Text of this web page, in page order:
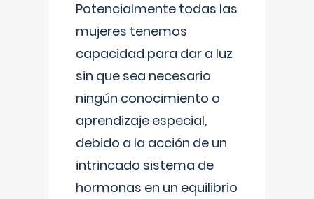
Potencialmente todas las
mujeres tenemos
capacidad para dar a luz
sin que sea necesario
ningún conocimiento o
aprendizaje especial,
debido a la acción de un
intrincado sistema de
hormonas en un equilibrio